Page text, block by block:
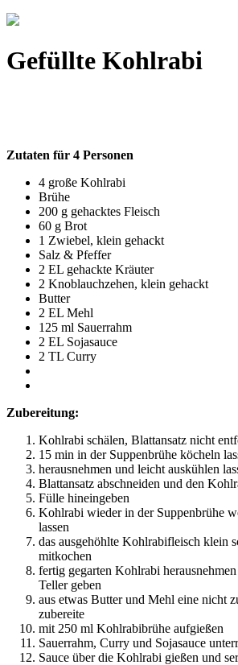
Gefüllte Kohlrabi
Zutaten für 4 Personen
4 große Kohlrabi
Brühe
200 g gehacktes Fleisch
60 g Brot
1 Zwiebel, klein gehackt
Salz & Pfeffer
2 EL gehackte Kräuter
2 Knoblauchzehen, klein gehackt
Butter
2 EL Mehl
125 ml Sauerrahm
2 EL Sojasauce
2 TL Curry
Zubereitung:
Kohlrabi schälen, Blattansatz nicht
15 min in der Suppenbrühe köcheln
herausnehmen und leicht auskühlen
Blattansatz abschneiden und den
Fülle hineingeben
Kohlrabi wieder in der Suppenbrühe
lassen
das ausgehöhlte Kohlrabifleisch klein
mitkochen
fertig gegarten Kohlrabi
Teller geben
aus etwas Butter und Mehl eine nicht
zubereite
mit 250 ml Kohlrabibrühe aufgießen
Sauerrahm, Curry und Sojasauce
Sauce über die Kohlrabi gießen und